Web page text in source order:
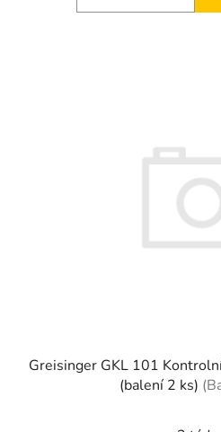
Greisinger GKL 101
(balení 2 ks)